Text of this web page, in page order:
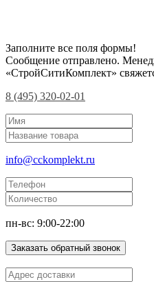
Заполните все поля формы!
Сообщение отправлено.
«СтройСитиКомплект»
8 (495) 320-02-01
info@cckomplekt.ru
пн-вс: 9:00-22:00
Заказать обратный звонок